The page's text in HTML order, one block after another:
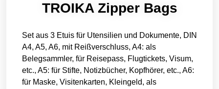
TROIKA Zipper Bags
Set aus 3 Etuis für Utensilien und Dokumente, DIN
A4, A5, A6, mit Reißverschluss, A4: als
Belegsammler, für Reisepass, Flugtickets, Visum,
etc., A5: für Stifte, Notizbücher, Kopfhörer, etc., A6:
für Maske, Visitenkarten, Kleingeld, als